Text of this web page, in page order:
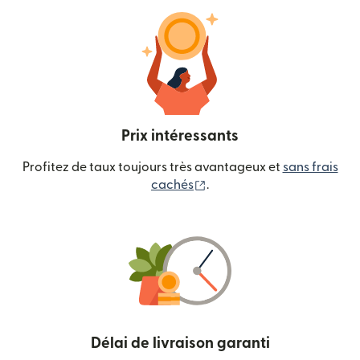
Prix intéressants
Profitez de taux toujours très avantageux et sans frais
cachés
.
Délai de livraison garanti